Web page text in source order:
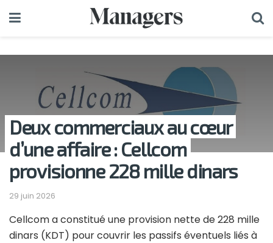
Deux commerciaux au cœur
d’une affaire : Cellcom
provisionne 228 mille dinars
29 juin 2026
Cellcom a constitué une provision nette de 228 mille
dinars (KDT) pour couvrir les passifs éventuels liés à